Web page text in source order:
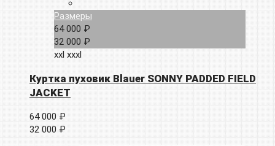
Размеры
64 000 ₽
32 000 ₽
xxl xxxl
Куртка пуховик Blauer SONNY PADDED FIELD
JACKET
64 000 ₽
32 000 ₽